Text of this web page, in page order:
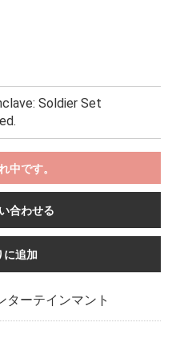
Soldier Set
中です。
合わせる
に追加
ターテインマント